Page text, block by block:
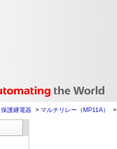
保護継電器 > マルチリレー（MP11A）